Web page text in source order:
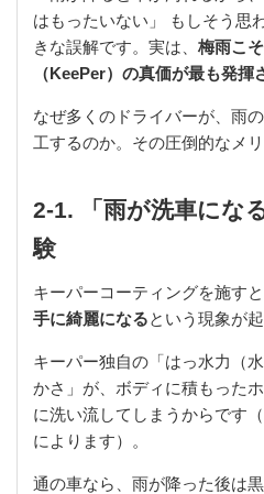
はもったいない」 もしそう思
きな誤解です。実は、 梅雨こ
（KeePer）の真価が最も発揮
なぜ多くのドライバーが、雨
工するのか。その圧倒的なメ
2-1. 「雨が洗車にな
験
キーパーコーティングを施すと
手に綺麗になるという現象が
キーパー独自の「はっ水力（
かさ」が、ボディに積もった
に洗い流してしまうからです
によります）。
通の車なら、雨が降った後は